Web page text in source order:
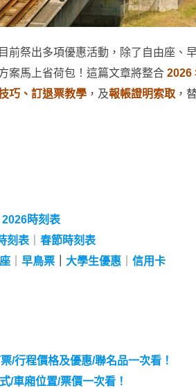
前祭出多項優惠活動，除了自由座、
案馬上省荷包！這篇文章將整合 2026
巧、訂退票教學 ，及報帳證明索取 ，
2026時刻表
刻表
春節時刻表
早鳥票 大學生優惠
信用卡
/行程價格及優惠/聯名品一次看！
/車廂位置/票價一次看！